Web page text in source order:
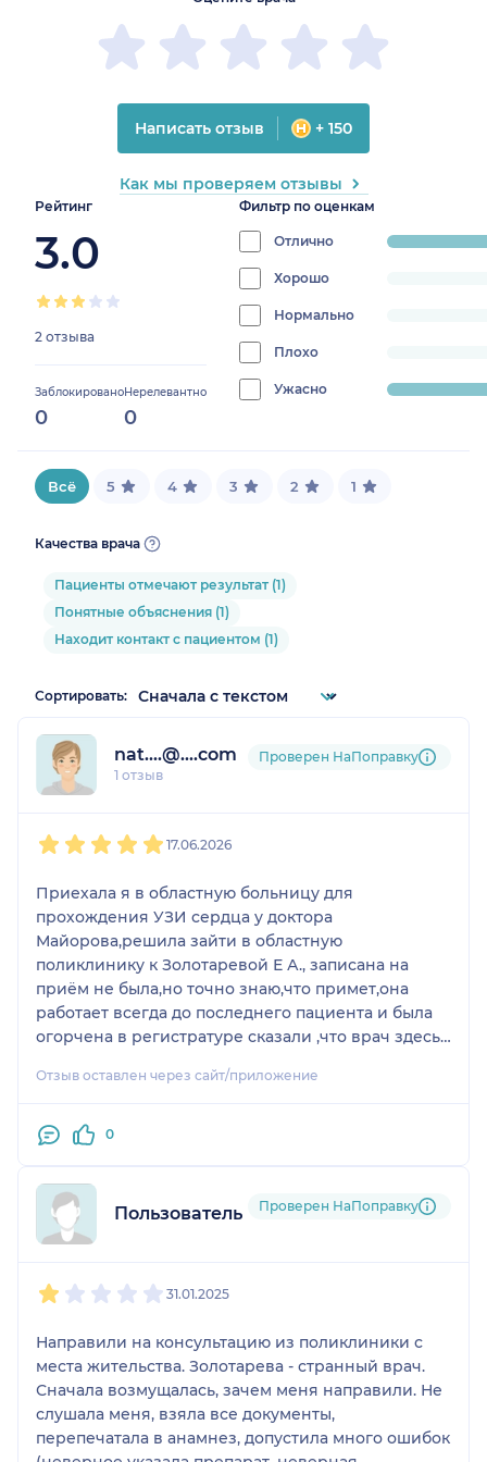
Рейтинг
3.0
2 отзыва
Заблокировано
0
Нерелевантно
0
Фильтр по оценкам
Отлично
progress:
50%
Хорошо
0%
Нормально
0%
Плохо
0%
Ужасно
progress:
Написать отзыв + 150
Как мы проверяем отзывы
Всё 5 4 3 2 1
Качества врача
Пациенты отмечают результат (1)
Понятные объяснения (1)
Находит контакт с пациентом (1)
Сортировать:
nat....@....com
1 отзыв
Проверен НаПоправку
17.06.2026
Приехала я в областную больницу для
прохождения УЗИ сердца у доктора
Майорова,решила зайти в областную
поликлинику к Золотаревой Е А., записана на
приём не была,но точно знаю,что примет,она
работает всегда до последнего пациента и была
огорчена в регистратуре сказали ,что врач здесь
сейчас? Нашла в интернете мед.клинику,а там в
Анатольевна! Моей радости не было предела!!!!
любезно записала меня на прием к врачу.Хочу
выразить искреннюю благодарность врачу
Золотаревой Елизавете Анатольевне за высокий
чувствуется,что перед тобой настоящий
лечение,а глубоко вникает в состояние
пациента,анализирует все результаты
обследований и объясняет каждое свое решение.
Елизавета Анатольевна обладает редким
сочетанием компетентности. Она умеет
Отзыв оставлен через сайт/приложение
0
Пользователь НаПоправку
Проверен НаПоправку
31.01.2025
Направили на консультацию из поликлиники с
места жительства. Золотарева - странный врач.
Сначала возмущалась, зачем меня направили. Не
слушала меня, взяла все документы,
перепечатала в анамнез, допустила много ошибок